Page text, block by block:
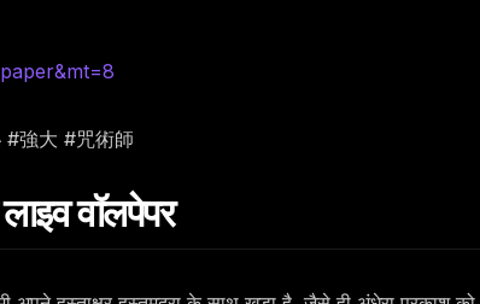
強大 #咒術師
वॉलपेपर